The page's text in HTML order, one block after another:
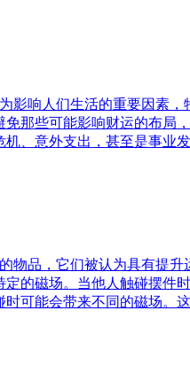
影响人们生活的重要因素
那些可能影响财运的布
、意外支出，甚至是事业
物品，它们被认为具有提
的磁场。当他人触碰摆
可能会带来不同的磁场。